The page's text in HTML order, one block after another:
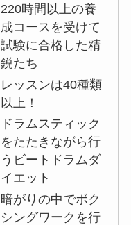
220時間以上の養
成コースを受けて
試験に合格した精
鋭たち
レッスンは40種類
以上！
ドラムスティック
をたたきながら行
うビートドラムダ
イエット
暗がりの中でボク
シングワークを行